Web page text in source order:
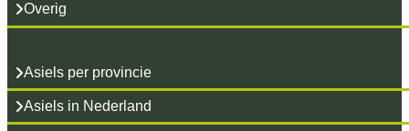
Overig
Asiels per provincie
Asiels in Nederland